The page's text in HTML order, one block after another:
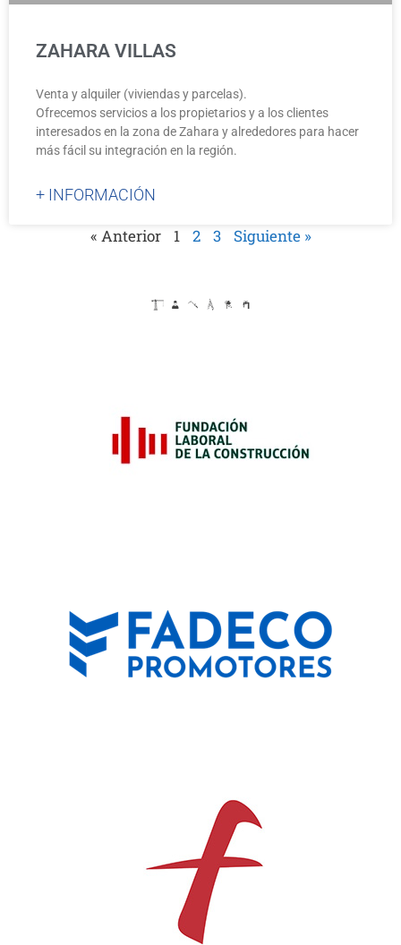
ZAHARA VILLAS
Venta y alquiler (viviendas y parcelas).
Ofrecemos servicios a los propietarios y a los clientes
interesados en la zona de Zahara y alrededores para hacer
más fácil su integración en la región.
+ INFORMACIÓN
« Anterior 1 2 3 Siguiente »